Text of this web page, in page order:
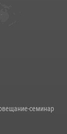
семинар